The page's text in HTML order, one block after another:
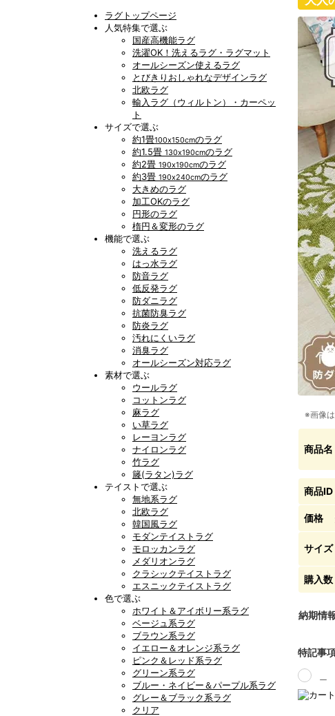
ラグトップページ
人気特集で選ぶ
国産高機能ラグ
洗濯OK！洗えるラグ・ラグマット
オールシーズン使えるラグ
とびきりおしゃれなデザインラグ
北欧ラグ
輸入ラグ（ウィルトン）・カーペッ
ト
サイズで選ぶ
約1畳100x150cmのラグ
約1.5畳 130x190cmのラグ
約2畳 190x190cmのラグ
約3畳 190x240cmのラグ
大きめのラグ
加工OKのラグ
円形のラグ
楕円＆変形のラグ
機能で選ぶ
洗えるラグ
はっ水ラグ
防音ラグ
低反発ラグ
防ダニラグ
抗菌防臭ラグ
防炎ラグ
汚れにくいラグ
消臭ラグ
オールシーズン対応ラグ
素材で選ぶ
ウールラグ
コットンラグ
麻ラグ
い草ラグ
レーヨンラグ
ナイロンラグ
竹ラグ
籐(ラタン)ラグ
テイストで選ぶ
無地系ラグ
北欧ラグ
韓国風ラグ
モダンテイストラグ
モロッカンラグ
メダリオンラグ
クラシックテイストラグ
エスニックテイストラグ
色で選ぶ
ホワイト＆アイボリー系ラグ
ベージュ系ラグ
ブラウン系ラグ
イエロー＆オレンジ系ラグ
ピンク＆レッド系ラグ
グリーン系ラグ
ブルー・ネイビー＆パープル系ラグ
グレー＆ブラック系ラグ
クリア
※画像
商品名
商品ID
価格
サイズ
購入数
納期情
特記事